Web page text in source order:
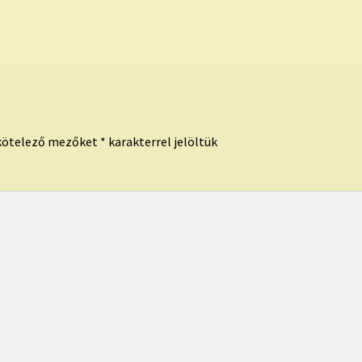
mezőket * karakterrel jelöltük